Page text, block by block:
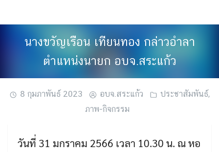
นางขวัญเรือน เทียนทอง กล่าวอำลา
ตำแหน่งนายก อบจ.สระแก้ว
8 กุมภาพันธ์ 2023 อบจ.สระแก้ว ประชาสัมพันธ์,
ภาพ-กิจกรรม
วันที่ 31 มกราคม 2566 เวลา 10.30 น. ณ หอ